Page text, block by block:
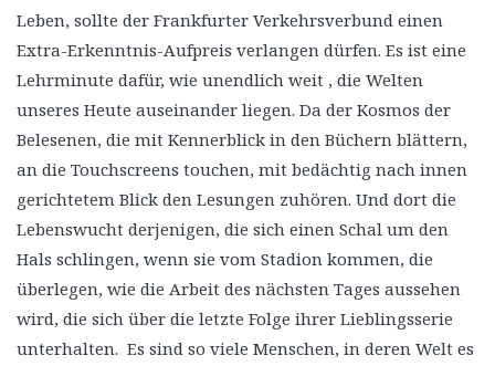
Leben, sollte der Frankfurter Verkehrsverbund einen
Extra-Erkenntnis-Aufpreis verlangen dürfen. Es ist eine
Lehrminute dafür, wie unendlich weit , die Welten
unseres Heute auseinander liegen. Da der Kosmos der
Belesenen, die mit Kennerblick in den Büchern blättern,
an die Touchscreens touchen, mit bedächtig nach innen
gerichtetem Blick den Lesungen zuhören. Und dort die
Lebenswucht derjenigen, die sich einen Schal um den
Hals schlingen, wenn sie vom Stadion kommen, die
überlegen, wie die Arbeit des nächsten Tages aussehen
wird, die sich über die letzte Folge ihrer Lieblingsserie
unterhalten. Es sind so viele Menschen, in deren Welt es